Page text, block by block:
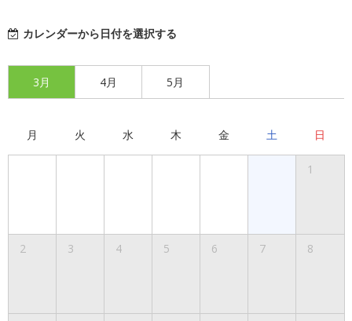
カレンダーから日付を選択する
3月 4月 5月
月 火 水 木 金 土 日
1
2 3 4 5 6 7 8